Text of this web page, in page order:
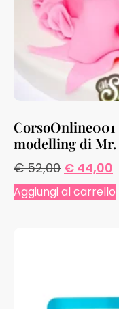
modelling di Mr.
€52,00 € 44,00
Aggiungi al carrello